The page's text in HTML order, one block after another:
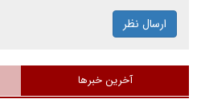
ارسال نظر
آخرین خبرها